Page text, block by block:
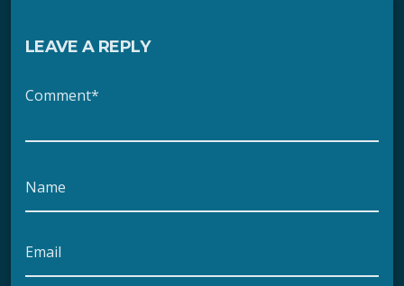
LEAVE A REPLY
Comment*
Name
Email